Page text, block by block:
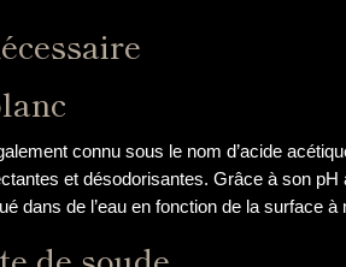
connu sous le nom d’acide
et désodorisantes. Grâce à son
dans de l’eau en fonction de la surface à